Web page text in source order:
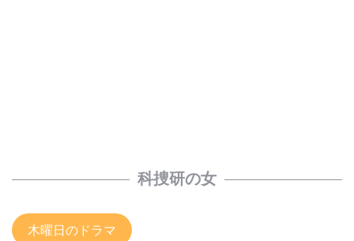
科捜研の女
木曜日のドラマ